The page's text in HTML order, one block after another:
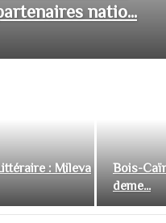
natio...
: Mileva
Bois-
deme...